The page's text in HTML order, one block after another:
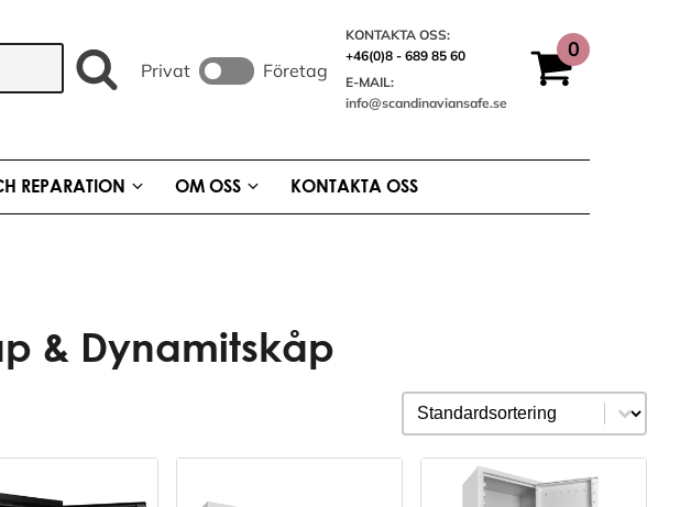
Privat Företag
KONTAKTA OSS:
+46(0)8 - 689 85 60
E-MAIL:
info@scandinaviansafe.se
REPARATION OM OSS KONTAKTA OSS
& Dynamitskåp
Sortering
Sort content